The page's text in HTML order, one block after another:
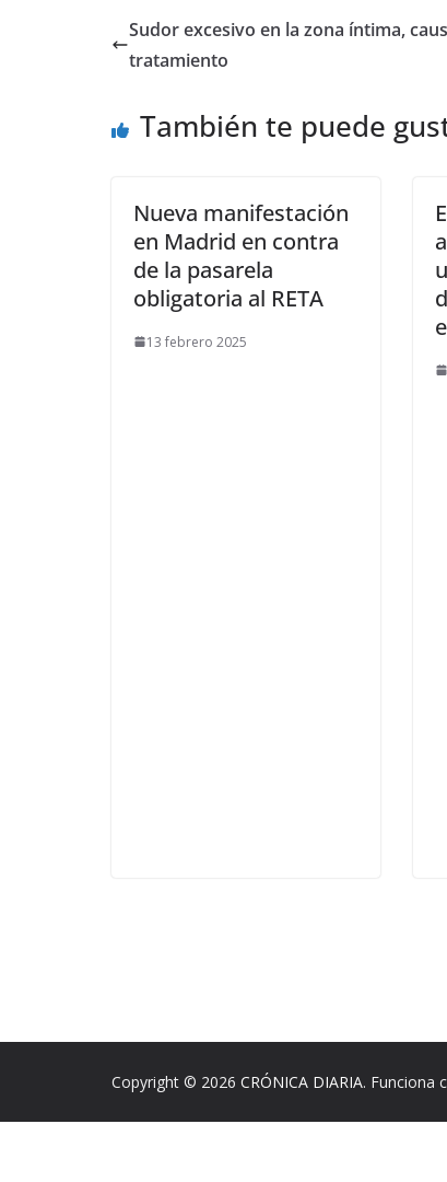
​Sudor excesivo en la zona íntima,
tratamiento
También te puede
Nueva manifestación
en Madrid en contra
de la pasarela
obligatoria al RETA
13 febrero 2025
Copyright © 2026 CRÓNICA DIARIA. Funciona